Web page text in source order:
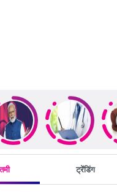
ट्रेंडिंग